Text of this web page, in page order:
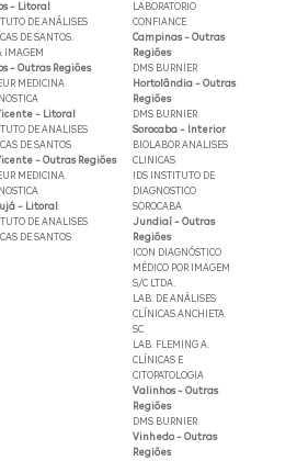
- Litoral
DE ANÁLISES
DE SANTOS.
IMAGEM
- Outras Regiões
MEDICINA
- Litoral
DE ANALISES
DE SANTOS
- Outras Regiões
MEDICINA
- Litoral
DE ANALISES
DE SANTOS
LABORATORIO
CONFIANCE
Campinas - Outras
Regiões
DMS BURNIER
Hortolândia - Outras
Regiões
DMS BURNIER
Sorocaba - Interior
BIOLABOR ANALISES
CLINICAS
IDS INSTITUTO DE
DIAGNOSTICO
SOROCABA
Jundiaí - Outras
Regiões
ICON DIAGNÓSTICO
MÉDICO POR IMAGEM
S/C LTDA.
LAB. DE ANÁLISES
CLÍNICAS ANCHIETA
SC
LAB. FLEMING A.
CLÍNICAS E
CITOPATOLOGIA
Valinhos - Outras
Regiões
DMS BURNIER
Vinhedo - Outras
Regiões